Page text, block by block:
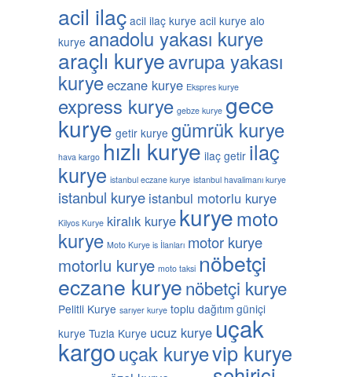
acil ilaç acil ilaç kurye acil kurye alo
kurye anadolu yakası kurye
araçlı kuryeavrupa yakası
kuryeeczane kurye Ekspres kurye
express kurye gebze kurye gece
kurye getir kurye gümrük kurye
hava kargo hızlı kurye ilaç getir ilaç
kurye istanbul eczane kurye istanbul havalimanı kurye
istanbul kurye istanbul motorlu kurye
Kilyos Kurye kiralık kurye kuryemoto
kurye Moto Kurye is İlanları motor kurye
motorlu kurye moto taksi nöbetçi
eczane kuryenöbetçi kurye
Pelitli Kurye sarıyer kurye toplu dağıtım güniçi
kurye Tuzla Kurye ucuz kurye uçak
kargouçak kuryevip kurye